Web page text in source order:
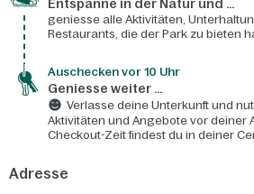
Entspanne in der Natur und ...
geniesse alle Aktivitäten,
Restaurants, die der Park zu bieten
Auschecken vor 10 Uhr
Geniesse weiter ...
Verlasse deine Unterkunft und
Aktivitäten und Angebote vor deiner
Checkout-Zeit findest du in deiner
Adresse